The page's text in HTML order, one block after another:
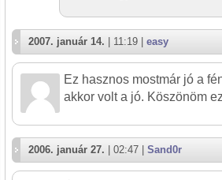
2007. január 14. | 11:19 | easy
Ez hasznos mostmár jó a
akkor volt a jó. Köszönöm
2006. január 27. | 02:47 | Sand0r